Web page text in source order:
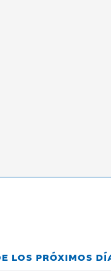
LOS PRÓXIMOS